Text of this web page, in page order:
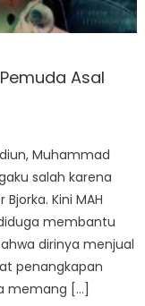
Asal
Muhammad
salah karena
Kini MAH
membantu
dirinya menjual
penangkapan
memang […]